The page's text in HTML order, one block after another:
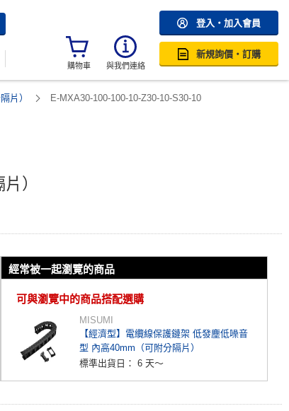
登入・加入會員
購物車 與我們連絡
新規詢價・訂購
片） E-MXA30-100-100-10-Z30-10-S30-10
）
經常被一起瀏覽的商品
可與瀏覽中的商品搭配選購
MISUMI
【經濟型】電纜線保護鏈架 低發塵低噪音
型 內高40mm（可附分隔片）
標準出貨日： 6 天～